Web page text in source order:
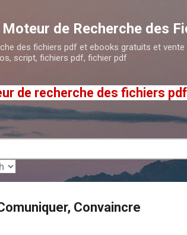
Moteur de Recherche des
des fichiers pdf et ebooks gratuits et
script, fichiers pdf, fichier pdf
recherche des fichiers pdf
Convaincre